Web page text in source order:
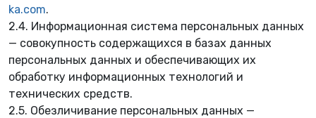
ka.com.
2.4. Информационная система персональных данных
— совокупность содержащихся в базах данных
персональных данных и обеспечивающих их
обработку информационных технологий и
технических средств.
2.5. Обезличивание персональных данных —